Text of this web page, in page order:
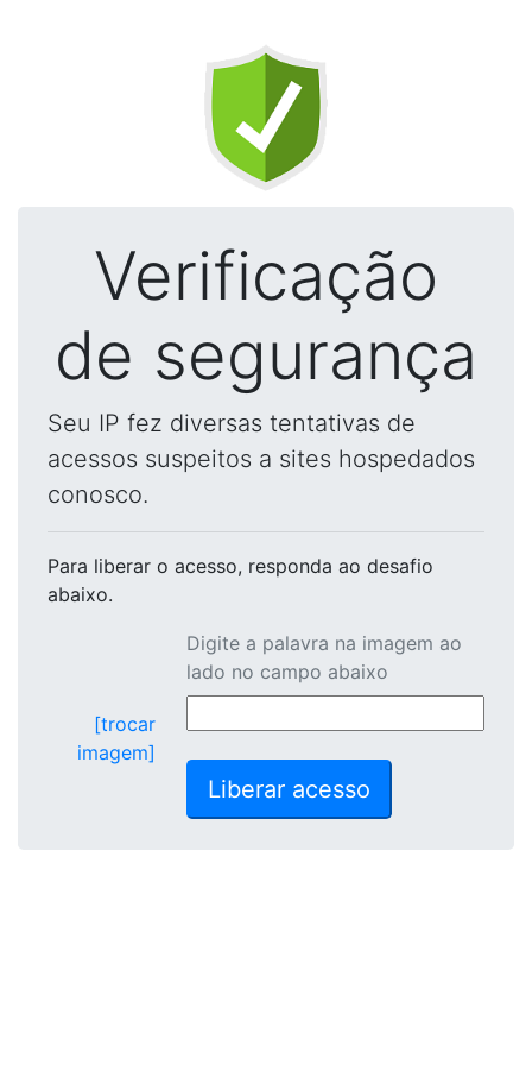
Verificação
de segurança
Seu IP fez diversas tentativas de
acessos suspeitos a sites hospedados
conosco.
Para liberar o acesso, responda ao desafio
abaixo.
[trocar
imagem]
Digite a palavra na imagem ao
lado no campo abaixo